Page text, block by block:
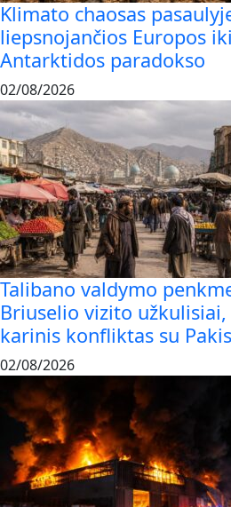
Klimato chaosas
liepsnojančios Europos
Antarktidos paradokso
02/08/2026
Talibano valdymo
Briuselio vizito
karinis konfliktas su
02/08/2026